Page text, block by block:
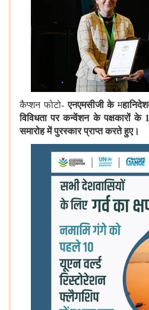
कैप्शन फोटो-एनएमसीजी केम
विविधता पर कन्वेंशन के पक्षकारों
समारोह में पुरस्कार प्राप्त करते हुए।